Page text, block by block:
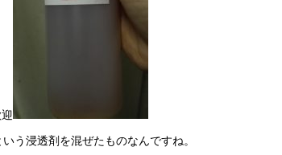
う浸透剤を混ぜたものなんですね。